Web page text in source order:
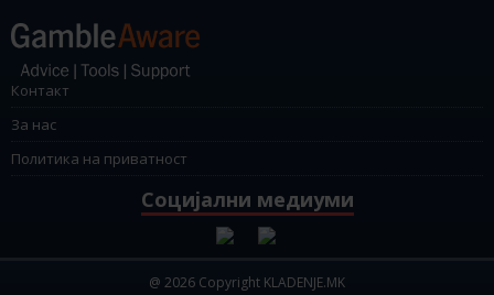
Контакт
За нас
Политика на приватност
Социјални медиуми
@ 2026 Copyright KLADENJE.MK